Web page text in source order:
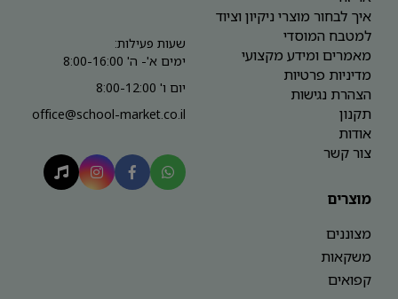
שעות פעילות:
ימים א'- ה' 8:00-16:00
יום ו' 8:00-12:00
office@school-market.co.il
איך לבחור מוצרי ניקיון וציוד
למטבח המוסדי
מאמרים ומידע מקצועי
מדיניות פרטיות
הצהרת נגישות
תקנון
אודות
צור קשר
מוצרים
מצוננים
משקאות
קפואים